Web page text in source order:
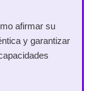
afirmar su
y garantizar